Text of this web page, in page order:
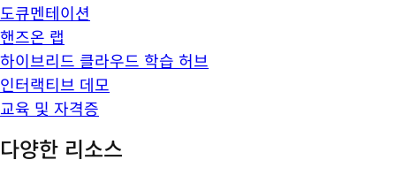
도큐멘테이션
핸즈온 랩
하이브리드 클라우드 학습 허브
인터랙티브 데모
교육 및 자격증
다양한 리소스